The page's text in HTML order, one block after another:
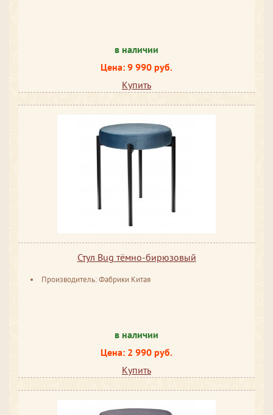
в наличии
Цена: 9 990 руб.
Купить
Стул Bug тёмно-бирюзовый
Производитель: Фабрики Китая
в наличии
Цена: 2 990 руб.
Купить